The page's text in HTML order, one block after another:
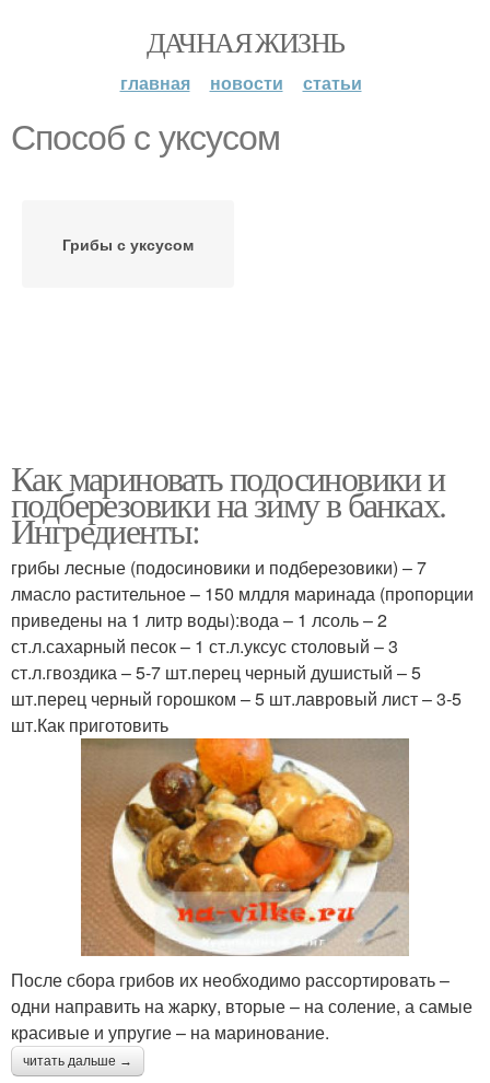
ДАЧНАЯ ЖИЗНЬ
главная новости статьи
Способ с уксусом
Грибы с уксусом
Как мариновать подосиновики и
подберезовики на зиму в банках.
Ингредиенты:
грибы лесные (подосиновики и подберезовики) – 7
лмасло растительное – 150 млдля маринада (пропорции
приведены на 1 литр воды):вода – 1 лсоль – 2
ст.л.сахарный песок – 1 ст.л.уксус столовый – 3
ст.л.гвоздика – 5-7 шт.перец черный душистый – 5
шт.перец черный горошком – 5 шт.лавровый лист – 3-5
шт.Как приготовить
После сбора грибов их необходимо рассортировать –
одни направить на жарку, вторые – на соление, а самые
красивые и упругие – на маринование.
читать дальше →